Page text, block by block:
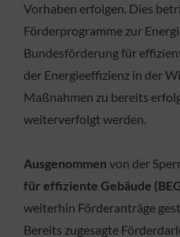
Vorhaben erfolgen. Dies
Förderprogramme zur
Bundesförderung für
der Energieeffizienz in der
Maßnahmen zu bereits
weiterverfolgt werden.
Ausgenommen von der
für effiziente Gebäude
weiterhin Förderanträge
Bereits zugesagte